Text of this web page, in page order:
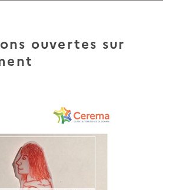
ouvertes sur